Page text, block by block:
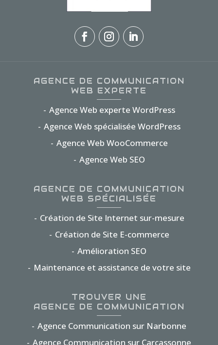
AGENCE DE COMMUNICATION
WEB EXPERTE
Agence Web experte WordPress
Agence Web spécialisée WordPress
Agence Web WooCommerce
Agence Web SEO
AGENCE DE COMMUNICATION
WEB SPÉCIALISÉE
Création de Site Internet sur-mesure
Création de Site E-commerce
Amélioration SEO
Maintenance et assistance de votre site
TROUVER UNE
AGENCE DE COMMUNICATION
Agence Communication sur Narbonne
Agence Communication sur Carcassonne